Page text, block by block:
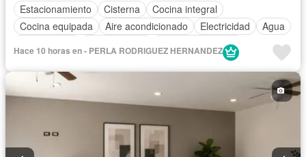
Estacionamiento
Cisterna
Cocina integral
Cocina equipada
Aire acondicionado Electricidad
Agua
Permite mascotas
Hace 10 horas en - PERLA RODRIGUEZ HERNANDEZ